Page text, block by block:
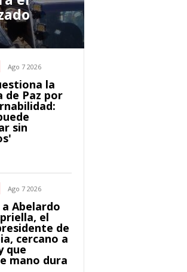
Ago 7 2026
la
de Paz por
sin
Ago 7 2026
a Abelardo
el
de
cercano a
que
mano dura